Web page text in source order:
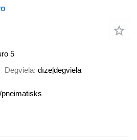
5
Degviela dīzeļdegviela